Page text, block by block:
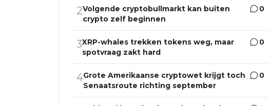
2Volgende cryptobullmarkt kan buiten
crypto zelf beginnen
0
3XRP-whales trekken tokens weg, maar
spotvraag zakt hard
0
4Grote Amerikaanse cryptowet krijgt toch
Senaatsroute richting september
0